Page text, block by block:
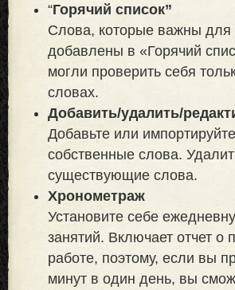
“Горячий список”
Слова, которые важны для
добавлены в «Горячий
могли проверить себя
словах.
Добавить/удалить/
Добавьте или
собственные слова.
существующие слова.
Хронометраж
Установите себе
занятий. Включает отчет о
работе, поэтому, если вы
минут в один день, вы